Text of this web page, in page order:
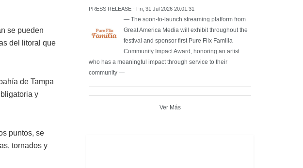
se pueden
del litoral que
de Tampa
y
puntos, se
tornados y
PRESS RELEASE - Fri, 31 Jul 2026 20:01:31
— The soon-to-launch streaming platform from
Great America Media will exhibit throughout the
festival and sponsor first Pure Flix Familia
Community Impact Award, honoring an artist
who has a meaningful impact through service to their
community —
Ver Más